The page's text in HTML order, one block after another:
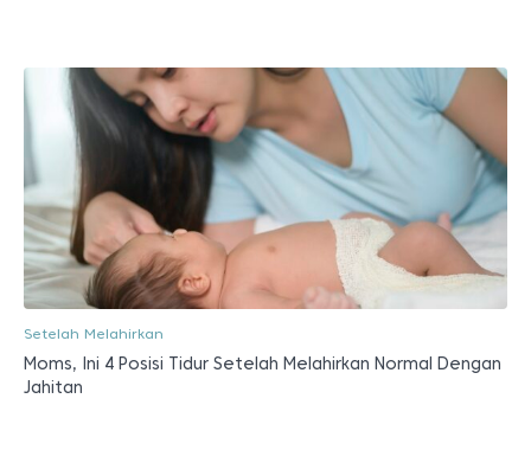
Setelah Melahirkan
Moms, Ini 4 Posisi Tidur Setelah Melahirkan Normal Dengan
Jahitan